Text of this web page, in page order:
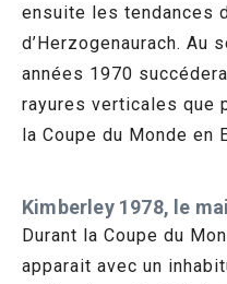
ensuite les tendances
d’Herzogenaurach. Au
années 1970
rayures verticales que
la Coupe du Monde en
Kimberley 1978, le
Durant la Coupe du
apparait avec un